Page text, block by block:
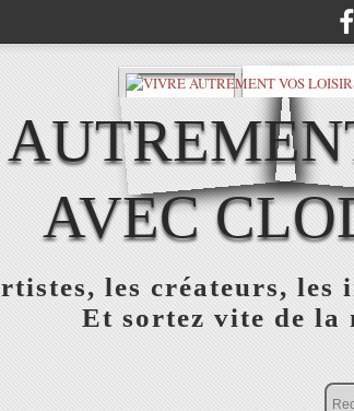
AVEC
les créateurs,
Et sortez vite de la